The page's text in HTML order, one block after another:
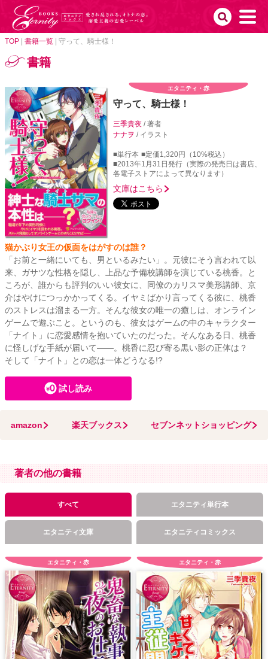
TOP 書籍一覧 守って、騎士様！
書籍
エタニティ・赤
守って、騎士様！
三季貴夜/ 著者
ナナヲ / イラスト
■単行本 ■定価1,320円（10%税込）
■2013年1月31日発行（実際の発売日は書店、
各電子ストアによって異なります）
文庫はこちら
猫かぶり女王の仮面をはがすのは誰？
「お前と一緒にいても、男といるみたい」。元彼にそう言われて以
来、ガサツな性格を隠し、上品な予備校講師を演じている桃香。と
ころが、誰からも評判のいい彼女に、同僚のカリスマ美形講師、京
介はやけにつっかかってくる。イヤミばかり言ってくる彼に、桃香
のストレスは溜まる一方。そんな彼女の唯一の癒しは、オンライン
ゲームで遊ぶこと。というのも、彼女はゲームの中のキャラクター
「ナイト」に恋愛感情を抱いていたのだった。そんなある日、桃香
に怪しげな手紙が届いて――。桃香に忍び寄る黒い影の正体は？
そして「ナイト」との恋は一体どうなる!?
試し読み
amazon 楽天ブックス セブンネットショッピング
著者の他の書籍
すべて エタニティ単行本
エタニティ文庫 エタニティコミックス
エタニティ・赤 エタニティ・赤